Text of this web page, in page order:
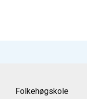
Folkehøgskole